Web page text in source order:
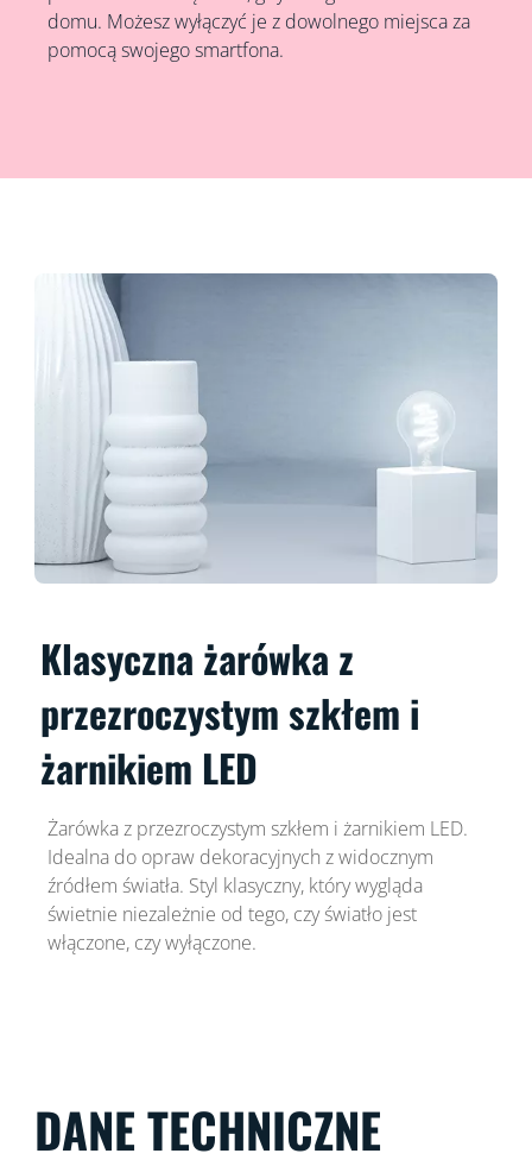
domu. Możesz wyłączyć je z dowolnego miejsca za
pomocą swojego smartfona.
Klasyczna żarówka z
przezroczystym szkłem i
żarnikiem LED
Żarówka z przezroczystym szkłem i żarnikiem LED.
Idealna do opraw dekoracyjnych z widocznym
źródłem światła. Styl klasyczny, który wygląda
świetnie niezależnie od tego, czy światło jest
włączone, czy wyłączone.
DANE TECHNICZNE